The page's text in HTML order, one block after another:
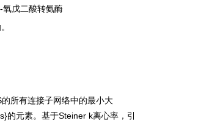
氧戊二酸转氨酶
的所有连接子网络中的最小大
s}的元素。基于Steiner k离心率，引